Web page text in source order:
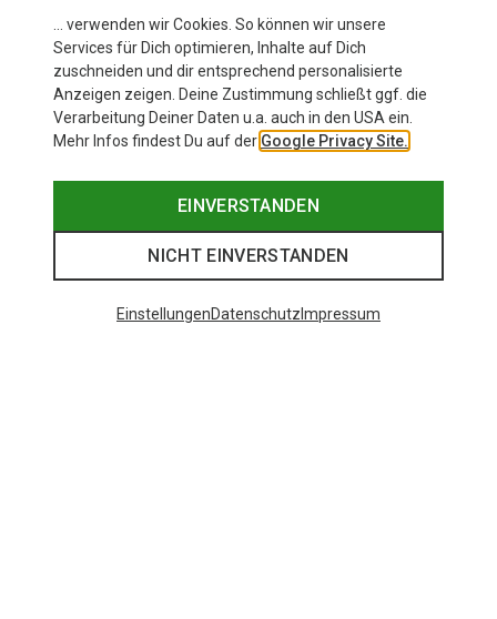
Smartwool
Kinder Hike Light Striped Crew Socken
… verwenden wir Cookies. So können wir unsere
Services für Dich optimieren, Inhalte auf Dich
zuschneiden und dir entsprechend personalisierte
Anzeigen zeigen. Deine Zustimmung schließt ggf. die
Verarbeitung Deiner Daten u.a. auch in den USA ein.
Mehr Infos findest Du auf der Google Privacy Site.
EINVERSTANDEN
NICHT EINVERSTANDEN
EinstellungenDatenschutz Impressum